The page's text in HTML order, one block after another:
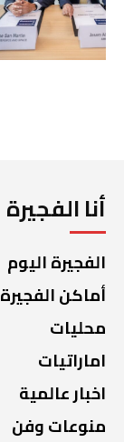
أنا الفجيرة
الفجيرة اليوم
أماكن الفجيرة
محليات
اماراتيات
اخبار عالمية
منوعات وفن